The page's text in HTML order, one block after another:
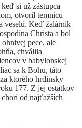
si už zástupca
otvoril temnicu
veselú. Keď žalárnik
Christa a bol
pece, ale
chválila
v babylonskej
sa k Bohu, táto
ktorého hrdinsky
177. Z jej ostatkov
od najťažších